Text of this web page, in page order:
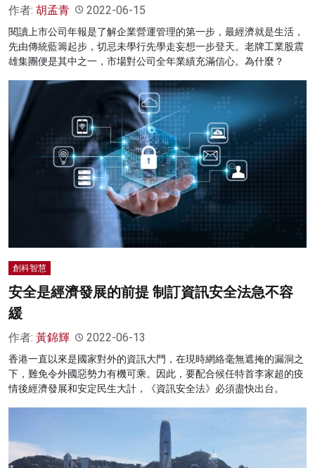
作者: 胡孟青 2022-06-15
閱讀上市公司年報是了解企業營運管理的第一步，最經濟就是生活，
先由傳統藍籌起步，切忌未學行先學走妄想一步登天。老牌工業股震
雄集團便是其中之一，市場對公司全年業績充滿信心。為什麼？
創科智慧
安全是經濟發展的前提 制訂資訊安全法急不容
緩
作者: 黃錦輝 2022-06-13
香港一直以來是國家對外的資訊大門，在現時網絡毫無遮掩的漏洞之
下，難免令外國惡勢力有機可乘。因此，要配合候任特首李家超的疫
情後經濟發展和安定民生大計，《資訊安全法》必須盡快出台。